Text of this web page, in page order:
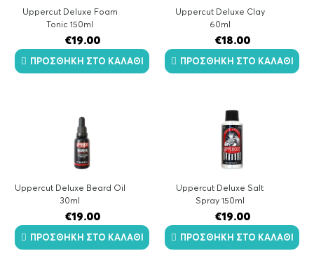
Uppercut Deluxe Foam
Tonic 150ml
€19.00
ΠΡΟΣΘΉΚΗ ΣΤΟ ΚΑΛΆΘΙ
Uppercut Deluxe Clay
60ml
€18.00
ΠΡΟΣΘΉΚΗ ΣΤΟ ΚΑΛΆΘΙ
Uppercut Deluxe Beard Oil
30ml
€19.00
ΠΡΟΣΘΉΚΗ ΣΤΟ ΚΑΛΆΘΙ
Uppercut Deluxe Salt
Spray 150ml
€19.00
ΠΡΟΣΘΉΚΗ ΣΤΟ ΚΑΛΆΘΙ